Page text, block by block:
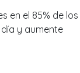
en el 85% de los
y aumente